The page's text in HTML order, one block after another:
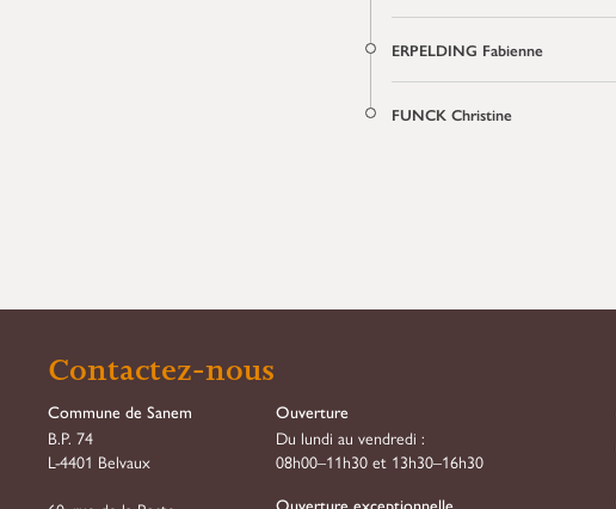
ERPELDING Fabienne
FUNCK Christine
Contactez-nous
Commune de Sanem
B.P. 74
L-4401 Belvaux
Ouverture
Du lundi au vendredi :
08h00–11h30 et 13h30–16h30
Ouverture exceptionnelle